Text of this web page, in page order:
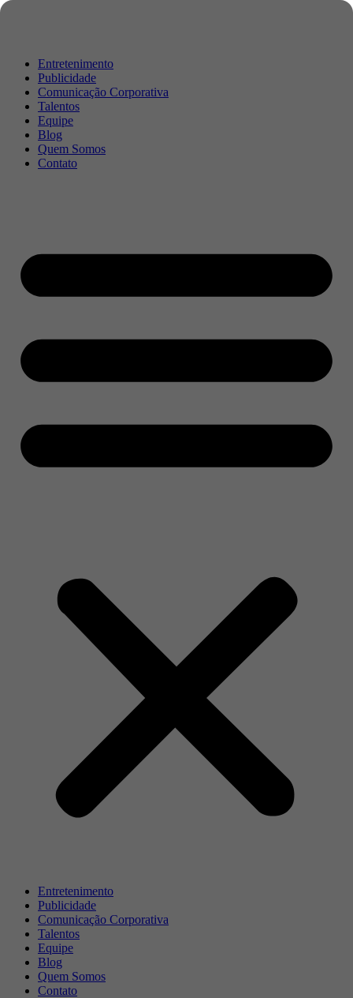
Entretenimento
Publicidade
Comunicação Corporativa
Talentos
Equipe
Blog
Quem Somos
Contato
Entretenimento
Publicidade
Comunicação Corporativa
Talentos
Equipe
Blog
Quem Somos
Contato